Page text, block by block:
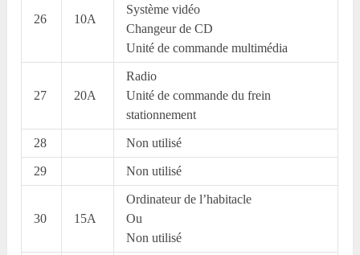
26 10A
Système vidéo
Changeur de CD
Unité de commande multimédia
27 20A
Radio
Unité de commande du frein
stationnement
28 Non utilisé
29 Non utilisé
30 15A
Ordinateur de l’habitacle
Ou
Non utilisé